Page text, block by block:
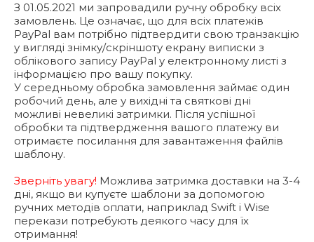
З 01.05.2021 ми запровадили ручну обробку всіх
замовлень. Це означає, що для всіх платежів
PayPal вам потрібно підтвердити свою транзакцію
у вигляді знімку/скріншоту екрану виписки з
облікового запису PayPal у електронному листі з
інформацією про вашу покупку.
У середньому обробка замовлення займає один
робочий день, але у вихідні та святкові дні
можливі невеликі затримки. Після успішної
обробки та підтвердження вашого платежу ви
отримаєте посилання для завантаження файлів
шаблону.
Зверніть увагу! Можлива затримка доставки на 3-4
дні, якщо ви купуєте шаблони за допомогою
ручних методів оплати, наприклад Swift і Wise
перекази потребують деякого часу для їх
отримання!